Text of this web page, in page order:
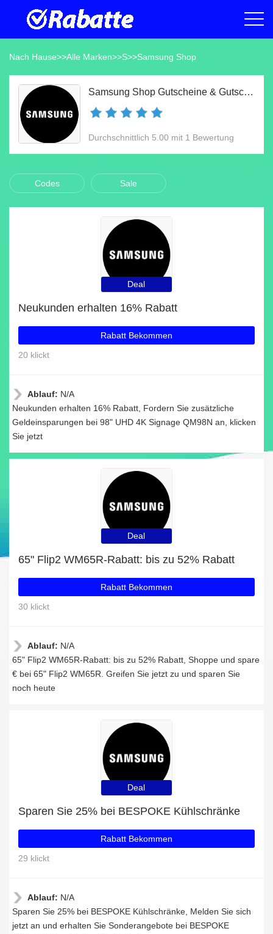
Nach Hause>>Alle Marken>>S>>Samsung Shop
Samsung Shop Gutscheine & Gutscheincodes Aug 2026
Durchschnittlich 5.00 mit 1 Bewertung
Codes Sale
Deal
Neukunden erhalten 16% Rabatt
Rabatt Bekommen
20 klickt
Ablauf: N/A
Neukunden erhalten 16% Rabatt, Fordern Sie zusätzliche
Geldeinsparungen bei 98" UHD 4K Signage QM98N an, klicken
Sie jetzt
Deal
65" Flip2 WM65R-Rabatt: bis zu 52% Rabatt
Rabatt Bekommen
30 klickt
Ablauf: N/A
65" Flip2 WM65R-Rabatt: bis zu 52% Rabatt, Shoppe und spare
€ bei 65" Flip2 WM65R. Greifen Sie jetzt zu und sparen Sie
noch heute
Deal
Sparen Sie 25% bei BESPOKE Kühlschränke
Rabatt Bekommen
29 klickt
Ablauf: N/A
Sparen Sie 25% bei BESPOKE Kühlschränke, Melden Sie sich
jetzt an und erhalten Sie Sonderangebote bei BESPOKE